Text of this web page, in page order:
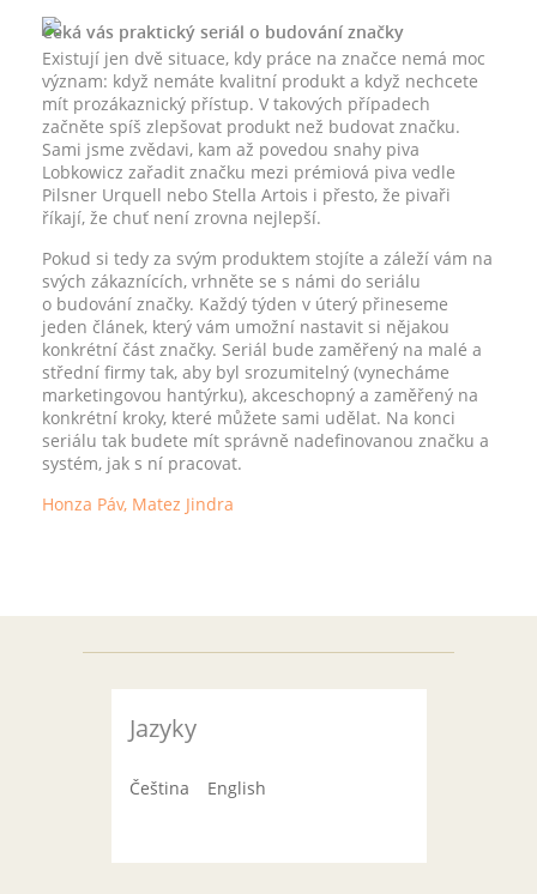
Čeká vás praktický seriál o budování značky
Existují jen dvě situace, kdy práce na značce nemá moc
význam: když nemáte kvalitní produkt a když nechcete
mít prozákaznický přístup. V takových případech
začněte spíš zlepšovat produkt než budovat značku.
Sami jsme zvědavi, kam až povedou snahy piva
Lobkowicz zařadit značku mezi prémiová piva vedle
Pilsner Urquell nebo Stella Artois i přesto, že pivaři
říkají, že chuť není zrovna nejlepší.
Pokud si tedy za svým produktem stojíte a záleží vám na
svých zákaznících, vrhněte se s námi do seriálu
o budování značky. Každý týden v úterý přineseme
jeden článek, který vám umožní nastavit si nějakou
konkrétní část značky. Seriál bude zaměřený na malé a
střední firmy tak, aby byl srozumitelný (vynecháme
marketingovou hantýrku), akceschopný a zaměřený na
konkrétní kroky, které můžete sami udělat. Na konci
seriálu tak budete mít správně nadefinovanou značku a
systém, jak s ní pracovat.
Honza Páv, Matez Jindra
Jazyky
Čeština English